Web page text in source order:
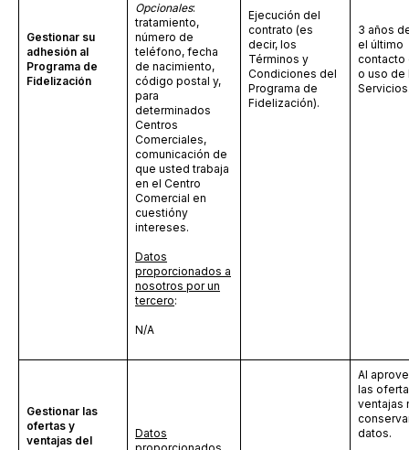
Gestionar su
adhesión al
Programa de
Fidelización
Opcionales:
tratamiento,
número de
teléfono, fecha
de nacimiento,
código postal y,
para
determinados
Centros
Comerciales,
comunicación de
que usted trabaja
en el Centro
Comercial en
cuestióny
intereses.
Datos
proporcionados a
nosotros por un
tercero:
N/A
Ejecución del
contrato (es
decir, los
Términos y
Condiciones del
Programa de
Fidelización).
3 años
el último
contacto
o uso de
Gestionar las
ofertas y
ventajas del
Datos
Al
las
ventajas
datos.